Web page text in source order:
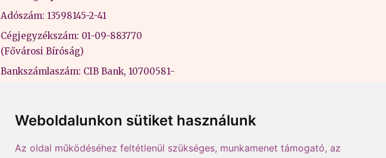
Weboldalunkon sütiket használunk
Az oldal működéséhez feltétlenül szükséges, munkamenet támogató, az
Adószám: 13598145-2-41
Cégjegyzékszám: 01-09-883770
(Fővárosi Bíróság)
Bankszámlaszám: CIB Bank, 10700581-
B/2020/000053